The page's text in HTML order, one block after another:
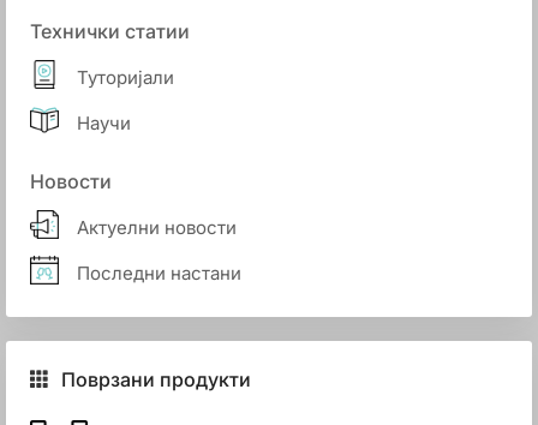
Технички статии
Туторијали
Научи
Новости
Актуелни новости
Последни настани
Поврзани продукти